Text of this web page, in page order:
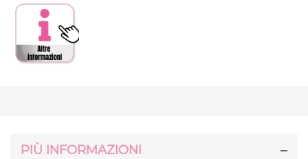
PIÙ INFORMAZIONI